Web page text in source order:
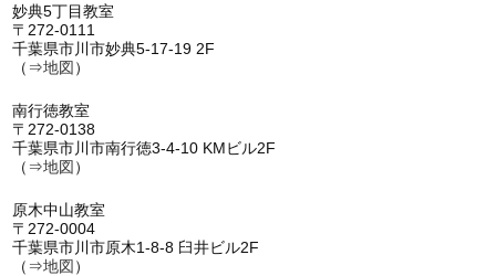
妙典5丁目教室
〒272-0111
千葉県市川市妙典5-17-19 2F
（⇒地図 ）
南行徳教室
〒272-0138
千葉県市川市南行徳3-4-10 KMビル2F
（⇒地図 ）
原木中山教室
〒272-0004
千葉県市川市原木1-8-8 臼井ビル2F
（⇒地図 ）